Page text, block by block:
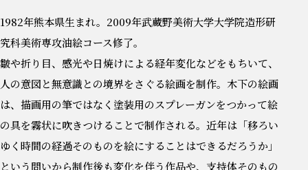
1982年熊本県生まれ。2009年武蔵野美術大学大学院造形研
究科美術専攻油絵コース修了。
皺や折り目、感光や日焼けによる経年変化などをもちいて、
人の意図と無意識との境界をさぐる絵画を制作。木下の絵画
は、描画用の筆ではなく塗装用のスプレーガンをつかって絵
の具を霧状に吹きつけることで制作される。近年は「移ろい
ゆく時間の経過そのものを絵にすることはできるだろうか」
という問いから制作後も変化を伴う作品や、支持体そのもの